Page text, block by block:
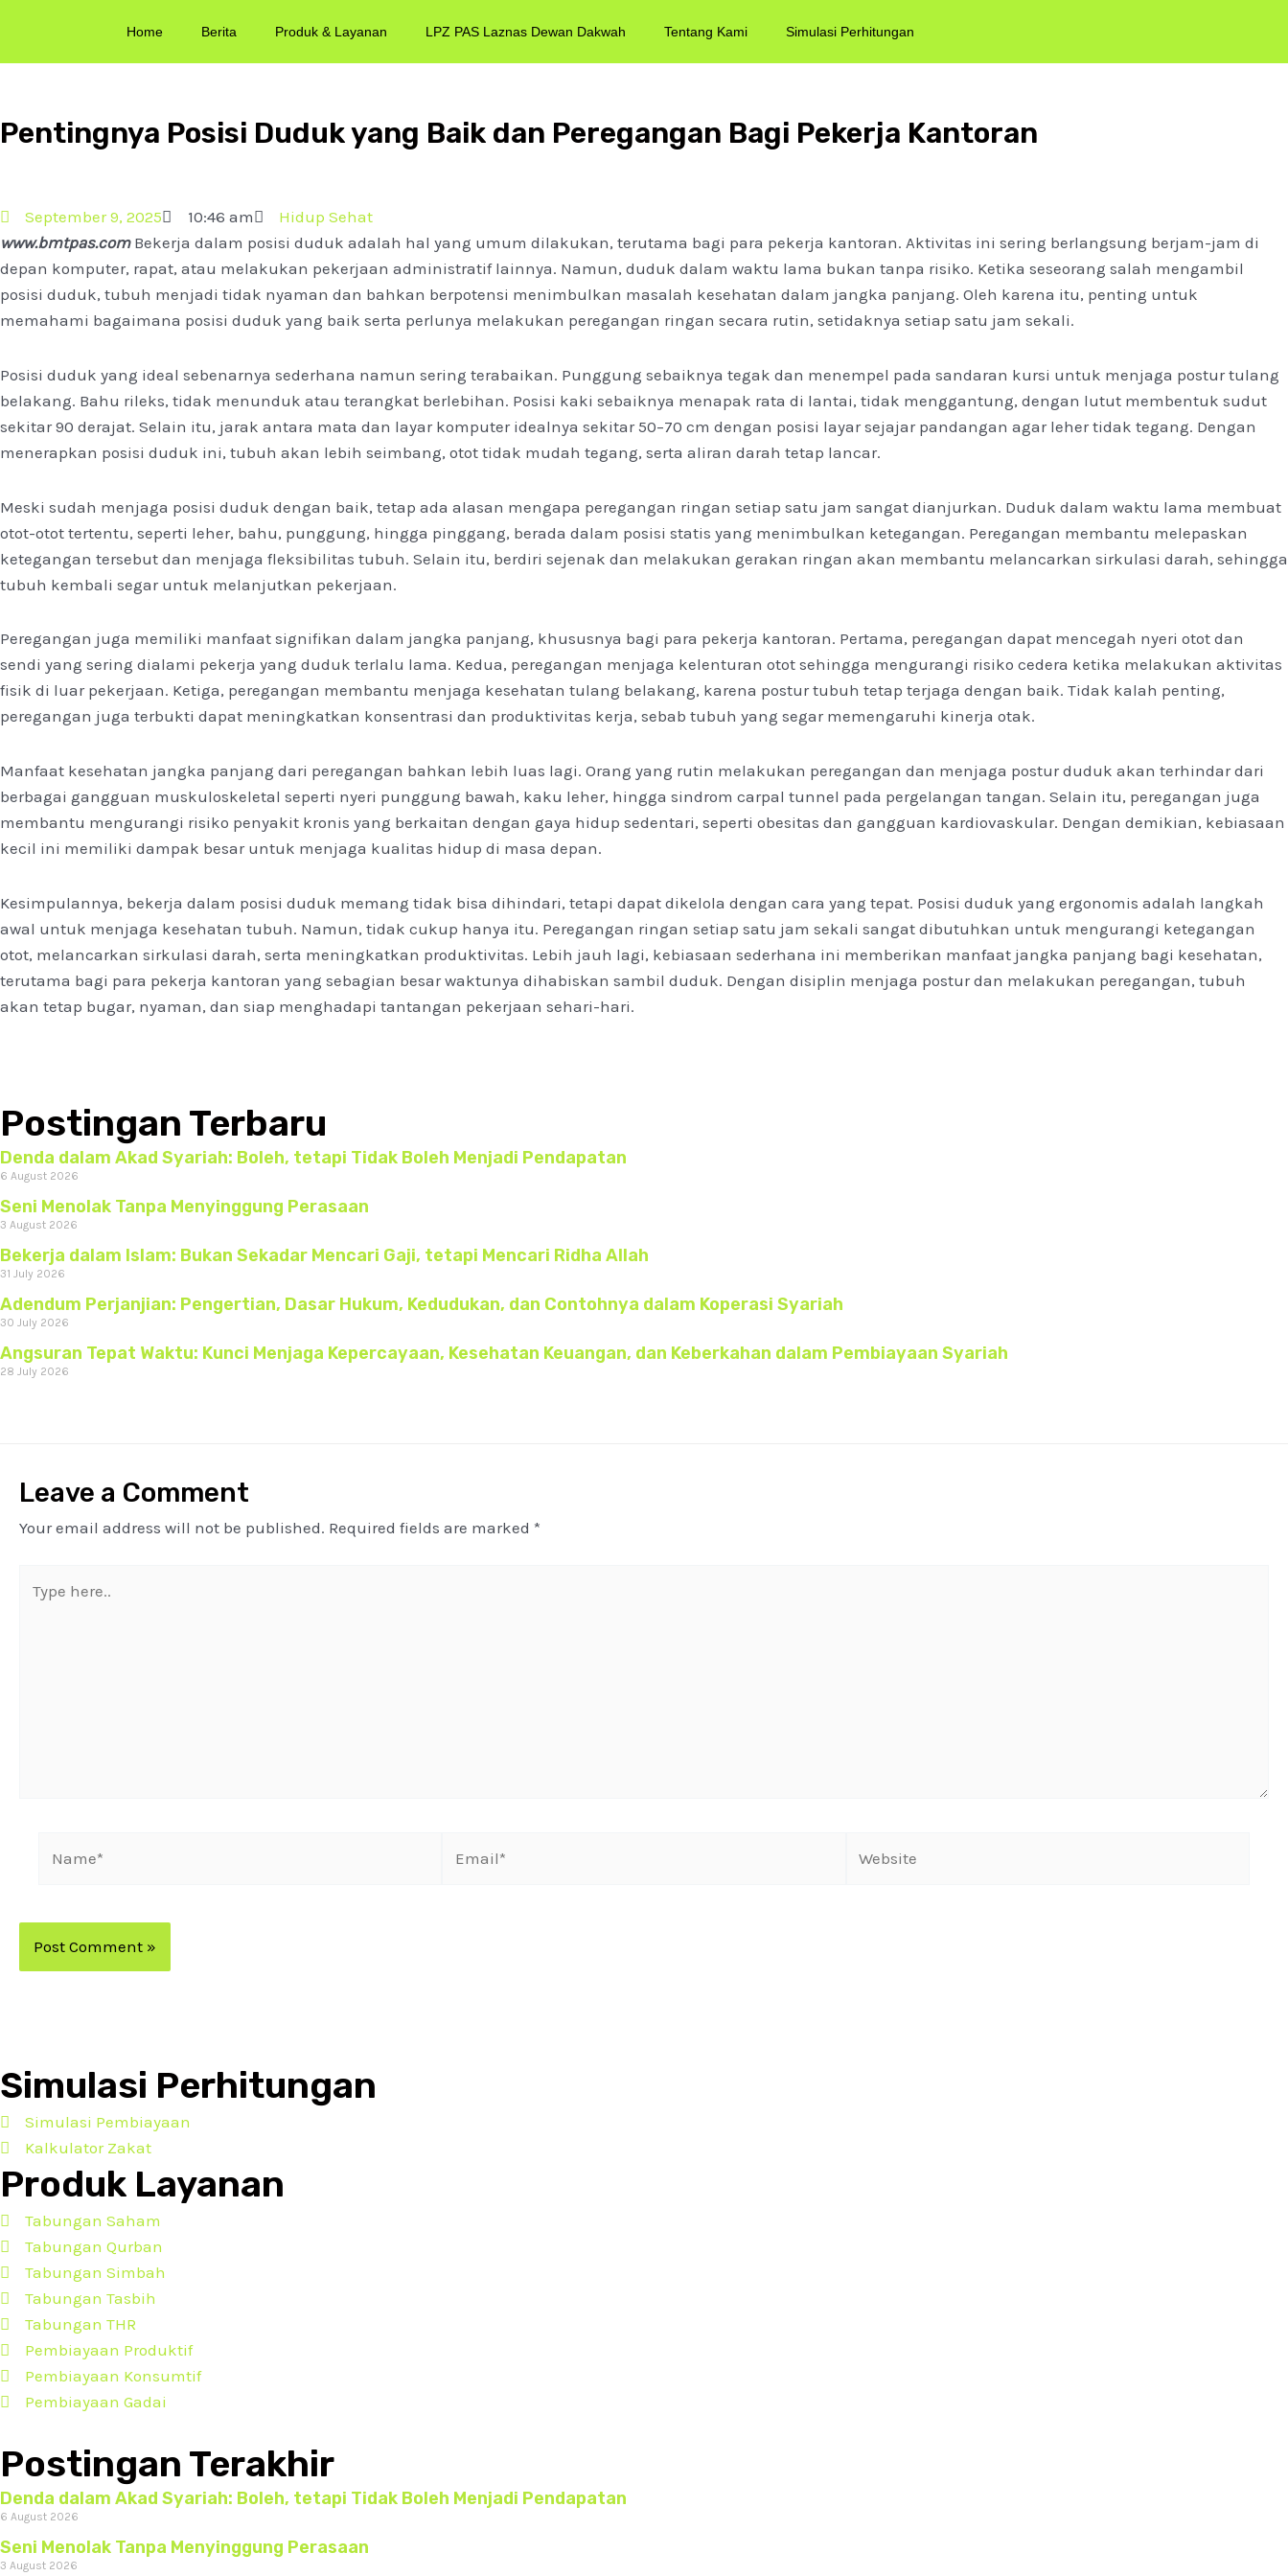
Home Berita Produk & Layanan LPZ PAS Laznas Dewan Dakwah Tentang Kami Simulasi Perhitungan
Pentingnya Posisi Duduk yang Baik dan Peregangan Bagi Pekerja Kantoran
September 9, 2025 10:46 am
Hidup Sehat
www.bmtpas.comBekerja dalam posisi duduk adalah hal yang umum dilakukan, terutama bagi para pekerja kantoran. Aktivitas ini sering berlangsung berjam-jam di
depan komputer, rapat, atau melakukan pekerjaan administratif lainnya. Namun, duduk dalam waktu lama bukan tanpa risiko. Ketika seseorang salah mengambil
posisi duduk, tubuh menjadi tidak nyaman dan bahkan berpotensi menimbulkan masalah kesehatan dalam jangka panjang. Oleh karena itu, penting untuk
memahami bagaimana posisi duduk yang baik serta perlunya melakukan peregangan ringan secara rutin, setidaknya setiap satu jam sekali.
Posisi duduk yang ideal sebenarnya sederhana namun sering terabaikan. Punggung sebaiknya tegak dan menempel pada sandaran kursi untuk menjaga postur tulang
belakang. Bahu rileks, tidak menunduk atau terangkat berlebihan. Posisi kaki sebaiknya menapak rata di lantai, tidak menggantung, dengan lutut membentuk sudut
sekitar 90 derajat. Selain itu, jarak antara mata dan layar komputer idealnya sekitar 50–70 cm dengan posisi layar sejajar pandangan agar leher tidak tegang. Dengan
menerapkan posisi duduk ini, tubuh akan lebih seimbang, otot tidak mudah tegang, serta aliran darah tetap lancar.
Meski sudah menjaga posisi duduk dengan baik, tetap ada alasan mengapa peregangan ringan setiap satu jam sangat dianjurkan. Duduk dalam waktu lama membuat
otot-otot tertentu, seperti leher, bahu, punggung, hingga pinggang, berada dalam posisi statis yang menimbulkan ketegangan. Peregangan membantu melepaskan
ketegangan tersebut dan menjaga fleksibilitas tubuh. Selain itu, berdiri sejenak dan melakukan gerakan ringan akan membantu melancarkan sirkulasi darah, sehingga
tubuh kembali segar untuk melanjutkan pekerjaan.
Peregangan juga memiliki manfaat signifikan dalam jangka panjang, khususnya bagi para pekerja kantoran. Pertama, peregangan dapat mencegah nyeri otot dan
sendi yang sering dialami pekerja yang duduk terlalu lama. Kedua, peregangan menjaga kelenturan otot sehingga mengurangi risiko cedera ketika melakukan aktivitas
fisik di luar pekerjaan. Ketiga, peregangan membantu menjaga kesehatan tulang belakang, karena postur tubuh tetap terjaga dengan baik. Tidak kalah penting,
peregangan juga terbukti dapat meningkatkan konsentrasi dan produktivitas kerja, sebab tubuh yang segar memengaruhi kinerja otak.
Manfaat kesehatan jangka panjang dari peregangan bahkan lebih luas lagi. Orang yang rutin melakukan peregangan dan menjaga postur duduk akan terhindar dari
berbagai gangguan muskuloskeletal seperti nyeri punggung bawah, kaku leher, hingga sindrom carpal tunnel pada pergelangan tangan. Selain itu, peregangan juga
membantu mengurangi risiko penyakit kronis yang berkaitan dengan gaya hidup sedentari, seperti obesitas dan gangguan kardiovaskular. Dengan demikian, kebiasaan
kecil ini memiliki dampak besar untuk menjaga kualitas hidup di masa depan.
Kesimpulannya, bekerja dalam posisi duduk memang tidak bisa dihindari, tetapi dapat dikelola dengan cara yang tepat. Posisi duduk yang ergonomis adalah langkah
awal untuk menjaga kesehatan tubuh. Namun, tidak cukup hanya itu. Peregangan ringan setiap satu jam sekali sangat dibutuhkan untuk mengurangi ketegangan
otot, melancarkan sirkulasi darah, serta meningkatkan produktivitas. Lebih jauh lagi, kebiasaan sederhana ini memberikan manfaat jangka panjang bagi kesehatan,
terutama bagi para pekerja kantoran yang sebagian besar waktunya dihabiskan sambil duduk. Dengan disiplin menjaga postur dan melakukan peregangan, tubuh
akan tetap bugar, nyaman, dan siap menghadapi tantangan pekerjaan sehari-hari.
Postingan Terbaru
Denda dalam Akad Syariah: Boleh, tetapi Tidak Boleh Menjadi Pendapatan
6 August 2026
Seni Menolak Tanpa Menyinggung Perasaan
3 August 2026
Bekerja dalam Islam: Bukan Sekadar Mencari Gaji, tetapi Mencari Ridha Allah
31 July 2026
Adendum Perjanjian: Pengertian, Dasar Hukum, Kedudukan, dan Contohnya dalam Koperasi Syariah
30 July 2026
Angsuran Tepat Waktu: Kunci Menjaga Kepercayaan, Kesehatan Keuangan, dan Keberkahan dalam Pembiayaan Syariah
28 July 2026
Leave a Comment
Your email address will not be published. Required fields are marked *
Simulasi Perhitungan
Simulasi Pembiayaan
Kalkulator Zakat
Produk Layanan
Tabungan Saham
Tabungan Qurban
Tabungan Simbah
Tabungan Tasbih
Tabungan THR
Pembiayaan Produktif
Pembiayaan Konsumtif
Pembiayaan Gadai
Postingan Terakhir
Denda dalam Akad Syariah: Boleh, tetapi Tidak Boleh Menjadi Pendapatan
6 August 2026
Seni Menolak Tanpa Menyinggung Perasaan
3 August 2026